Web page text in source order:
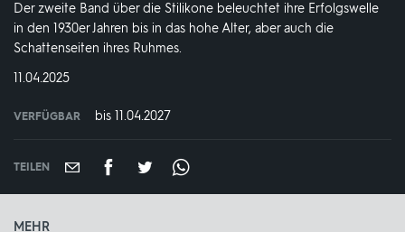
Der zweite Band über die Stilikone beleuchtet ihre Erfolgswelle
in den 1930er Jahren bis in das hohe Alter, aber auch die
Schattenseiten ihres Ruhmes.
DATUM:
11.04.2025
VERFÜGBAR bis 11.04.2027
TEILEN
MEHR